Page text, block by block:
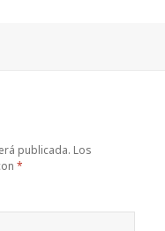
publicada. Los
*